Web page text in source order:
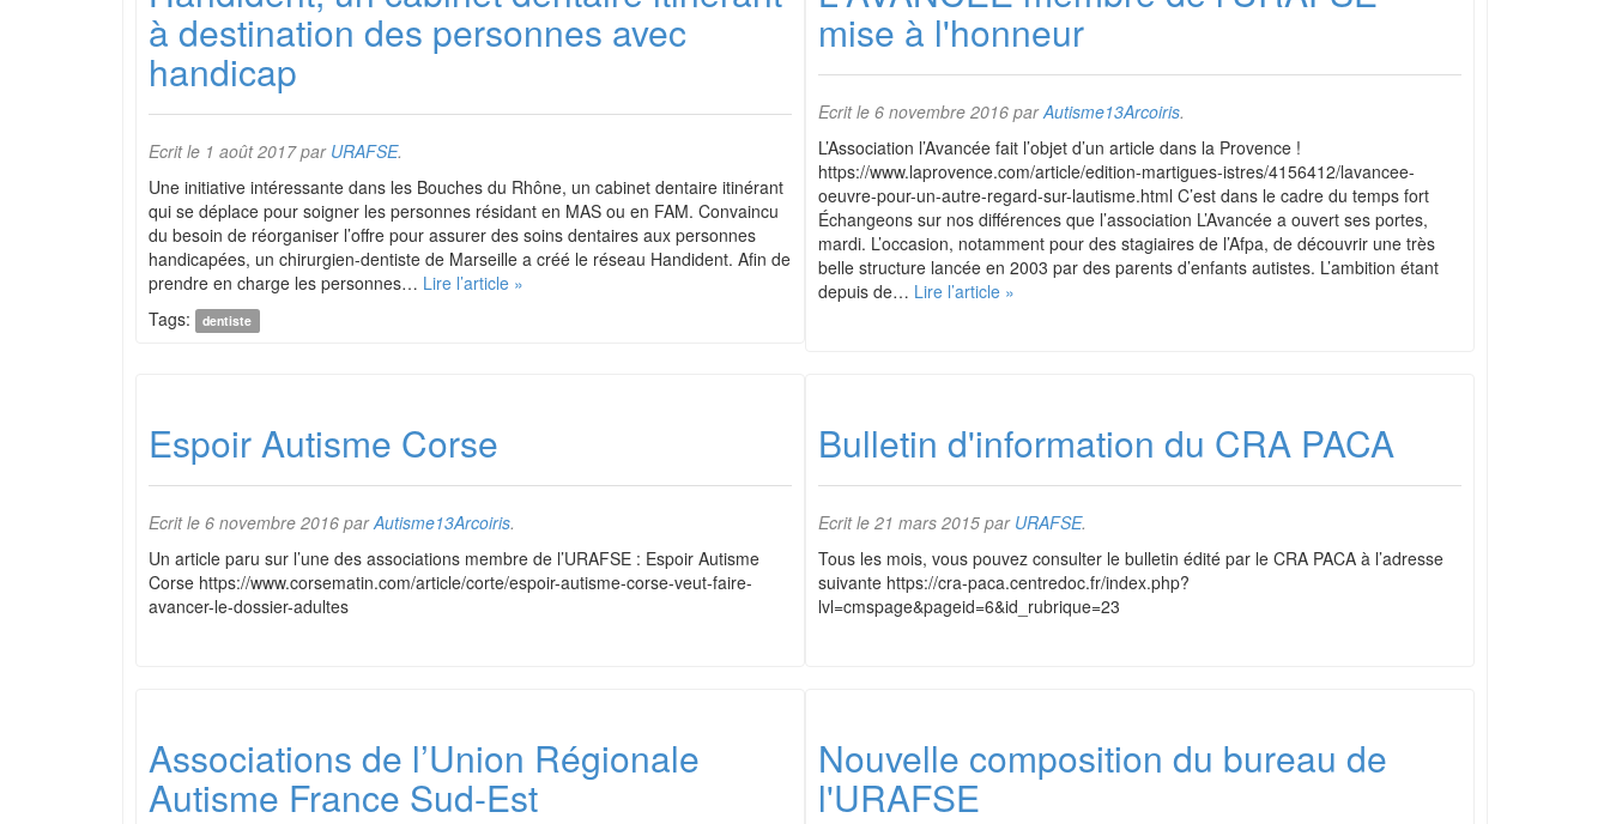
à destination des personnes avec
handicap
Ecrit le 1 août 2017par URAFSE.
Une initiative intéressante dans les Bouches du Rhône, un cabinet dentaire itinérant
qui se déplace pour soigner les personnes résidant en MAS ou en FAM. Convaincu
du besoin de réorganiser l’offre pour assurer des soins dentaires aux personnes
handicapées, un chirurgien-dentiste de Marseille a créé le réseau Handident. Afin de
prendre en charge les personnes… Lire l’article »
Tags:
dentiste
mise à l'honneur
Ecrit le 6 novembre 2016 parAutisme13Arcoiris.
L’Association l’Avancée fait l’objet d’un article dans la Provence !
https://www.laprovence.com/article/edition-martigues-istres/4156412/lavancee-
oeuvre-pour-un-autre-regard-sur-lautisme.html C’est dans le cadre du temps fort
Échangeons sur nos différences que l’association L’Avancée a ouvert ses portes,
mardi. L’occasion, notamment pour des stagiaires de l’Afpa, de découvrir une très
belle structure lancée en 2003 par des parents d’enfants autistes. L’ambition étant
depuis de… Lire l’article »
Espoir Autisme Corse
Ecrit le 6 novembre 2016 parAutisme13Arcoiris.
Un article paru sur l’une des associations membre de l’URAFSE : Espoir Autisme
Corse https://www.corsematin.com/article/corte/espoir-autisme-corse-veut-faire-
avancer-le-dossier-adultes
Bulletin d'information du CRA PACA
Ecrit le 21 mars 2015 par URAFSE.
Tous les mois, vous pouvez consulter le bulletin édité par le CRA PACA à l’adresse
suivante https://cra-paca.centredoc.fr/index.php?
lvl=cmspage&pageid=6&id_rubrique=23
Associations de l’Union Régionale
Autisme France Sud-Est
Nouvelle composition du bureau de
l'URAFSE